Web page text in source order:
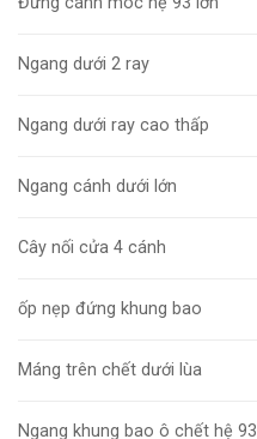
Ngang dưới 2 ray
Ngang dưới ray cao thấp
Ngang cánh dưới lớn
Cây nối cửa 4 cánh
ốp nẹp đứng khung bao
Máng trên chết dưới lùa
Ngang khung bao ô chết hệ 93